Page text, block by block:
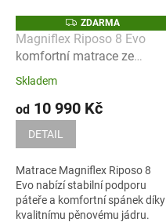
p
o
d
u
k
ů
Z
D
A
R
ZDARMA
Magniflex Riposo 8 Evo
komfortní matrace ze
studené pěny
Skladem
od 10 990 Kč
DETAIL
Matrace Magniflex Riposo 8
Evo nabízí stabilní podporu
páteře a komfortní spánek díky
kvalitnímu pěnovému jádru.